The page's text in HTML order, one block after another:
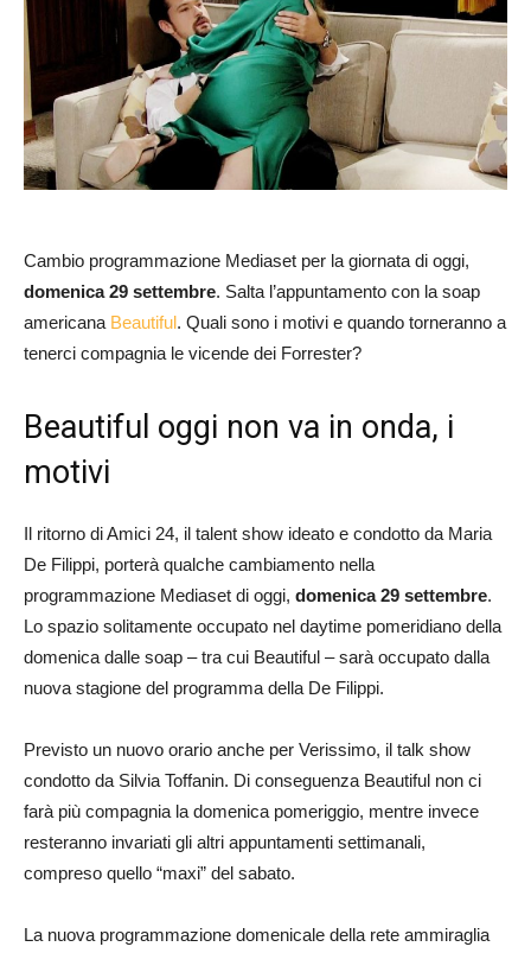
Cambio programmazione Mediaset per la giornata di oggi,
domenica 29 settembre. Salta l’appuntamento con la soap
americana Beautiful. Quali sono i motivi e quando torneranno a
tenerci compagnia le vicende dei Forrester?
Beautiful oggi non va in onda, i
motivi
Il ritorno di Amici 24, il talent show ideato e condotto da Maria
De Filippi, porterà qualche cambiamento nella
programmazione Mediaset di oggi, domenica 29 settembre.
Lo spazio solitamente occupato nel daytime pomeridiano della
domenica dalle soap – tra cui Beautiful – sarà occupato dalla
nuova stagione del programma della De Filippi.
Previsto un nuovo orario anche per Verissimo, il talk show
condotto da Silvia Toffanin. Di conseguenza Beautiful non ci
farà più compagnia la domenica pomeriggio, mentre invece
resteranno invariati gli altri appuntamenti settimanali,
compreso quello “maxi” del sabato.
La nuova programmazione domenicale della rete ammiraglia